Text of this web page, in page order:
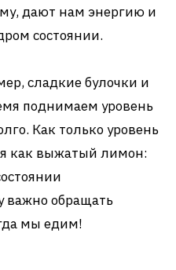
дают нам энергию и
состоянии.
сладкие булочки и
поднимаем уровень
Как только уровень
как выжатый лимон:
важно обращать
мы едим!